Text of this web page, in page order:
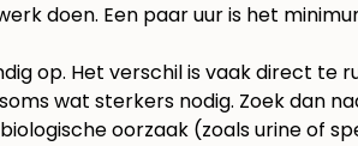
doen. Een paar uur is het
op. Het verschil is vaak direct te
wat sterkers nodig. Zoek dan
oorzaak (zoals urine of